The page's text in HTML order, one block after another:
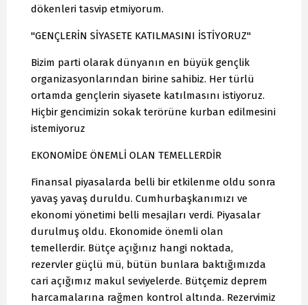
dökenleri tasvip etmiyorum.
"GENÇLERİN SİYASETE KATILMASINI İSTİYORUZ"
Bizim parti olarak dünyanın en büyük gençlik
organizasyonlarından birine sahibiz. Her türlü
ortamda gençlerin siyasete katılmasını istiyoruz.
Hiçbir gencimizin sokak terörüne kurban edilmesini
istemiyoruz
EKONOMİDE ÖNEMLİ OLAN TEMELLERDİR
Finansal piyasalarda belli bir etkilenme oldu sonra
yavaş yavaş duruldu. Cumhurbaşkanımızı ve
ekonomi yönetimi belli mesajları verdi. Piyasalar
durulmuş oldu. Ekonomide önemli olan
temellerdir. Bütçe açığınız hangi noktada,
rezervler güçlü mü, bütün bunlara baktığımızda
cari açığımız makul seviyelerde. Bütçemiz deprem
harcamalarına rağmen kontrol altında. Rezervimiz